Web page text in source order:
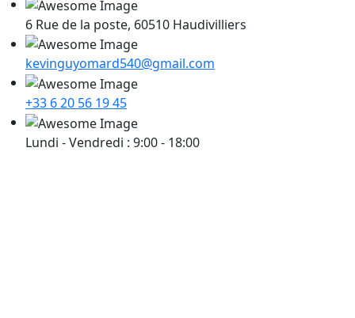
6 Rue de la poste, 60510 Haudivilliers
kevinguyomard540@gmail.com
+33 6 20 56 19 45
Lundi - Vendredi : 9:00 - 18:00